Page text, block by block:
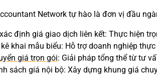
Network tự hào là đơn vị đầu
định giá giao dịch liên kết: Thực hiện
khai mẫu biểu: Hỗ trợ doanh nghiệp
giá trọn gói: Giải pháp tổng thể từ tư
sách giá nội bộ: Xây dựng khung giá